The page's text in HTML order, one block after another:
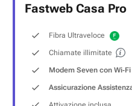
Fastweb Casa Pro
Fibra Ultraveloce
Chiamate illimitate
Modem Seven con Wi‑Fi
Assicurazione